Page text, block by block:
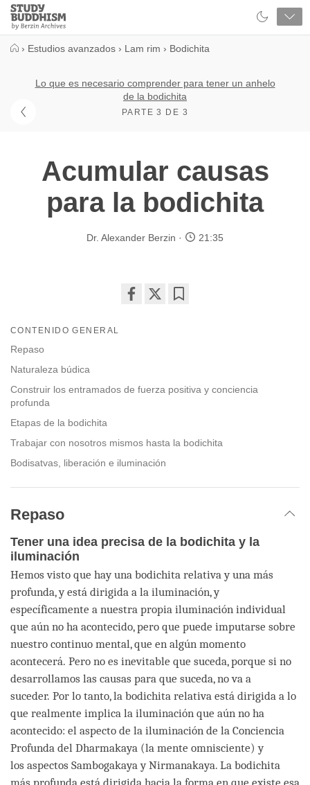
Close
Study
Buddhism
› Estudios avanzados › Lam rim › Bodichita
Lo que es necesario comprender para tener un anhelo
de la bodichita
PARTE 3 DE 3
Acumular causas
para la bodichita
Dr. Alexander Berzin 21:35
CONTENIDO GENERAL
Repaso
Naturaleza búdica
Construir los entramados de fuerza positiva y conciencia
profunda
Etapas de la bodichita
Trabajar con nosotros mismos hasta la bodichita
Bodisatvas, liberación e iluminación
Repaso
Tener una idea precisa de la bodichita y la
iluminación
Hemos visto que hay una bodichita relativa y una más
profunda, y está dirigida a la iluminación, y
específicamente a nuestra propia iluminación individual
que aún no ha acontecido, pero que puede imputarse sobre
nuestro continuo mental, que en algún momento
acontecerá. Pero no es inevitable que suceda, porque si no
desarrollamos las causas para que suceda, no va a
suceder. Por lo tanto, la bodichita relativa está dirigida a lo
que realmente implica la iluminación que aún no ha
acontecido: el aspecto de la iluminación de la Conciencia
Profunda del Dharmakaya (la mente omnisciente) y
los aspectos Sambogakaya y Nirmanakaya. La bodichita